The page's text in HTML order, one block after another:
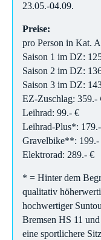
23.05.-04.09.
Preise:
pro Person in Kat.
Saison 1 im DZ:
Saison 2 im DZ:
Saison 3 im DZ:
EZ-Zuschlag: 359.-
Leihrad: 99.- €
Leihrad-Plus*:
Gravelbike**: 199.-
Elektrorad: 289.- €
* = Hinter dem
qualitativ
hochwertiger
Bremsen HS 11
eine sportlichere